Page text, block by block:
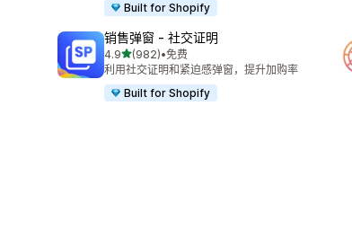
Built for Shopify
销售弹窗 ‑ 社交证明
4.9星（满分 5 星）
(982)
总共 982 条评论
•免费
利用社交证明和紧迫感弹窗，提升加购率
Built for Shopify